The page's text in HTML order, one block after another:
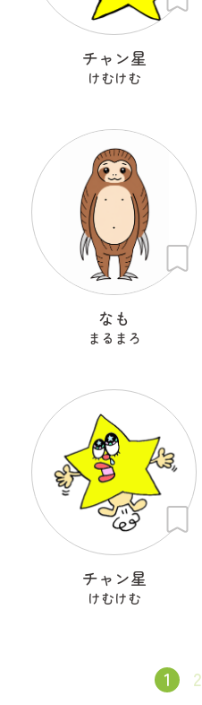
チャン星
けむけむ
なも
まるまろ
チャン星
けむけむ
1 2